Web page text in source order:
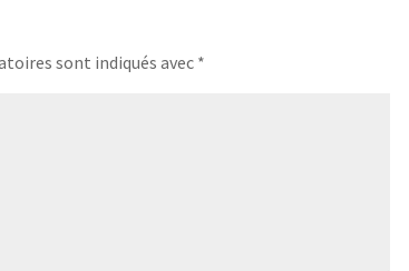
sont indiqués avec *